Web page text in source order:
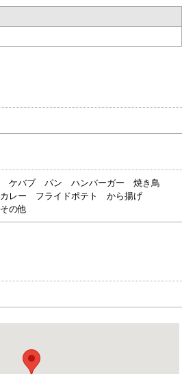
ケバブ パン ハンバーガー
焼き鳥
カレー フライドポテト
から揚げ
その他